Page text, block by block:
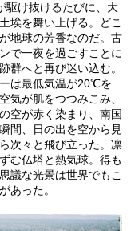
駆け抜けるたびに、大
埃を舞い上げる。どこ
地球の芳香なのだ。古
で一夜を過ごすことに
群へと再び迷い込む。
は最低気温が20℃を
気が肌をつつみこみ、
空が赤く染まり、南国
間、日の出を空から見
次々と飛び立った。凛
む仏塔と熱気球。得も
議な光景は世界でもこ
あった。